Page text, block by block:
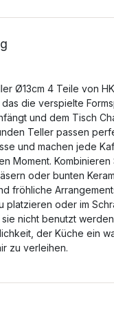
Ø13cm 4 Teile von
die verspielte
und dem Tisch
Teller passen
und machen jede
Moment. Kombinieren
oder bunten
fröhliche
platzieren oder im
sie nicht benutzt
der Küche ein
zu verleihen.